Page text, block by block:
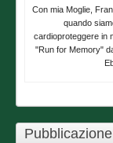
Con mia Moglie,
quando
cardioproteggere in
"Run for Memory"